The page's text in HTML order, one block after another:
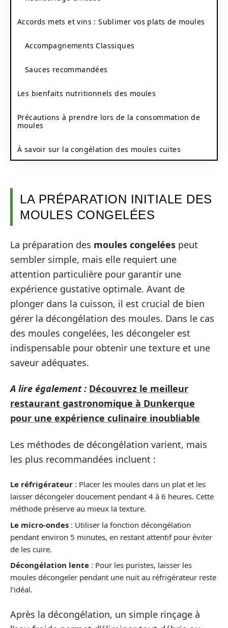
Accords mets et vins : Sublimer vos plats de moules
Accompagnements Classiques
Sauces recommandées
Les bienfaits nutritionnels des moules
Précautions à prendre lors de la consommation de
moules
À savoir sur la congélation des moules cuites
LA PRÉPARATION INITIALE DES
MOULES CONGELÉES
La préparation des moules congelées peut
sembler simple, mais elle requiert une
attention particulière pour garantir une
expérience gustative optimale. Avant de
plonger dans la cuisson, il est crucial de bien
gérer la décongélation des moules. Dans le cas
des moules congelées, les décongeler est
indispensable pour obtenir une texture et une
saveur adéquates.
A lire également : Découvrez le meilleur
restaurant gastronomique à Dunkerque
pour une expérience culinaire inoubliable
Les méthodes de décongélation varient, mais
les plus recommandées incluent :
Le réfrigérateur : Placer les moules dans un plat et les
laisser décongeler doucement pendant 4 à 6 heures. Cette
méthode préserve au mieux la texture.
Le micro-ondes : Utiliser la fonction décongélation
pendant environ 5 minutes, en restant attentif pour éviter
de les cuire.
Décongélation lente : Pour les puristes, laisser les
moules décongeler pendant une nuit au réfrigérateur reste
l’idéal.
Après la décongélation, un simple rinçage à